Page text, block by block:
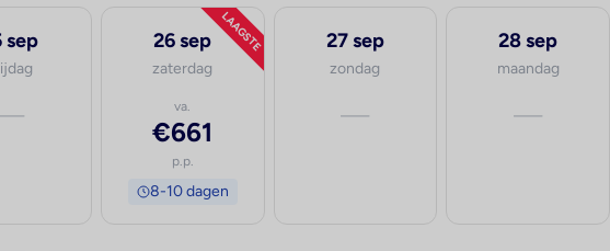
sep LAAGSTE
26 sep
zaterdag
va.
€661
p.p.
8-10 dagen
27 sep
zondag
—
28 sep
maandag
—